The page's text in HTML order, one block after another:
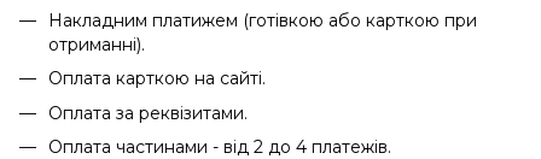
Накладним платижем (готівкою або карткою при
отриманні).
Оплата карткою на сайті.
Оплата за реквізитами.
Оплата частинами - від 2 до 4 платежів.